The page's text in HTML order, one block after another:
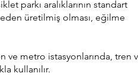
parkı aralıklarının standart
üretilmiş olması, eğilme
metro istasyonlarında, tren
kullanılır.